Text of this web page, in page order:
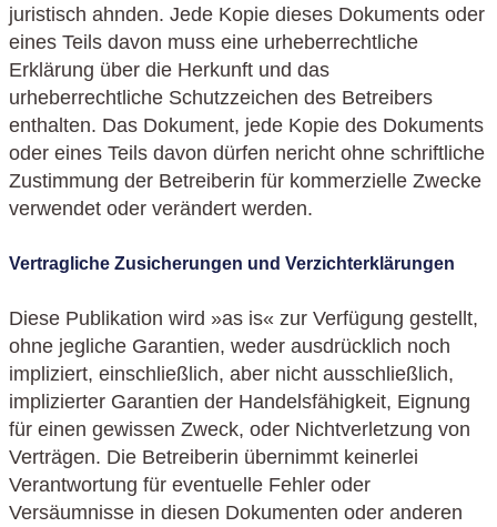
juristisch ahnden. Jede Kopie dieses Dokuments oder
eines Teils davon muss eine urheberrechtliche
Erklärung über die Herkunft und das
urheberrechtliche Schutzzeichen des Betreibers
enthalten. Das Dokument, jede Kopie des Dokuments
oder eines Teils davon dürfen nericht ohne schriftliche
Zustimmung der Betreiberin für kommerzielle Zwecke
verwendet oder verändert werden.
Vertragliche Zusicherungen und Verzichterklärungen
Diese Publikation wird »as is« zur Verfügung gestellt,
ohne jegliche Garantien, weder ausdrücklich noch
impliziert, einschließlich, aber nicht ausschließlich,
implizierter Garantien der Handelsfähigkeit, Eignung
für einen gewissen Zweck, oder Nichtverletzung von
Verträgen. Die Betreiberin übernimmt keinerlei
Verantwortung für eventuelle Fehler oder
Versäumnisse in diesen Dokumenten oder anderen